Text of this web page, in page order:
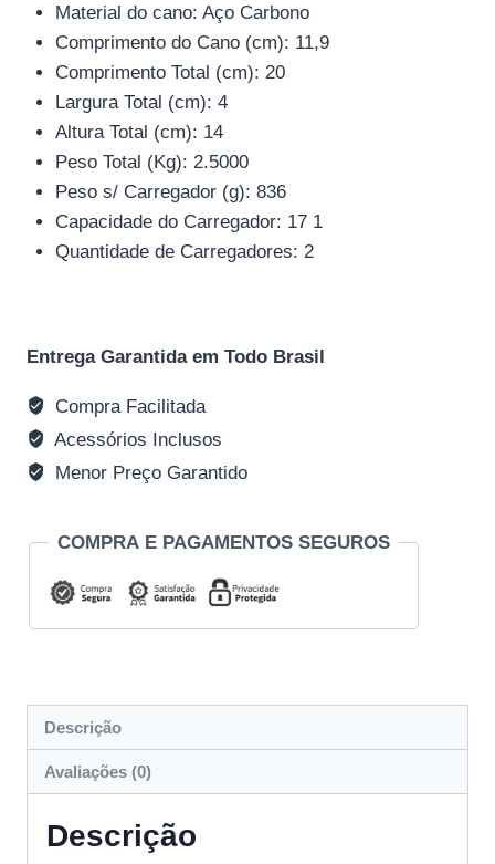
Material do cano: Aço Carbono
Comprimento do Cano (cm): 11,9
Comprimento Total (cm): 20
Largura Total (cm): 4
Altura Total (cm): 14
Peso Total (Kg): 2.5000
Peso s/ Carregador (g): 836
Capacidade do Carregador: 17 1
Quantidade de Carregadores: 2
Entrega Garantida em Todo Brasil
Compra Facilitada
Acessórios Inclusos
Menor Preço Garantido
COMPRA E PAGAMENTOS SEGUROS
Descrição
Avaliações (0)
Descrição